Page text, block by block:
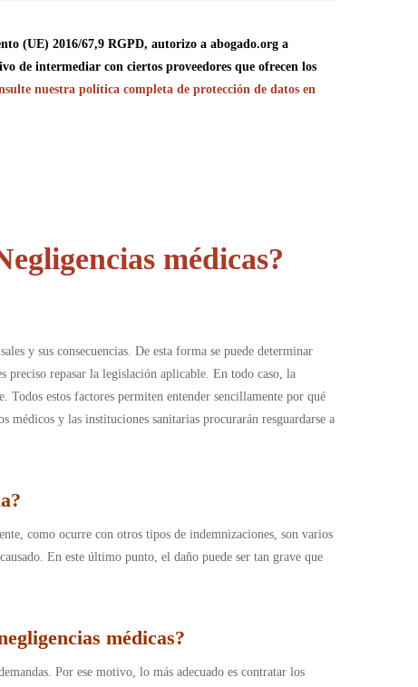
(UE) 2016/67,9 RGPD, autorizo a abogado.org a
de intermediar con ciertos proveedores que ofrecen los
nuestra política completa de protección de datos en
médicas?
y sus consecuencias. De esta forma se puede determinar
preciso repasar la legislación aplicable. En todo caso, la
Todos estos factores permiten entender sencillamente por qué
y las instituciones sanitarias procurarán resguardarse a
?
como ocurre con otros tipos de indemnizaciones, son varios
En este último punto, el daño puede ser tan grave que
médicas?
Por ese motivo, lo más adecuado es contratar los